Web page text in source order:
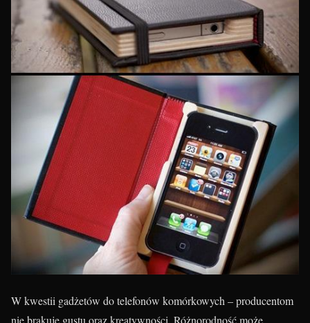
W kwestii gadżetów do telefonów komórkowych – producentom
nie brakuje gustu oraz kreatywności. Różnorodność może